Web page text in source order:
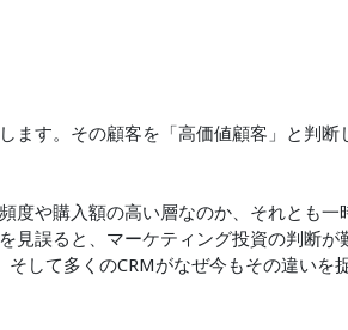
ます。その顧客を「高価値顧客」と判断
度や購入額の高い層なのか、それとも一
見誤ると、マーケティング投資の判断が
して多くのCRMがなぜ今もその違いを